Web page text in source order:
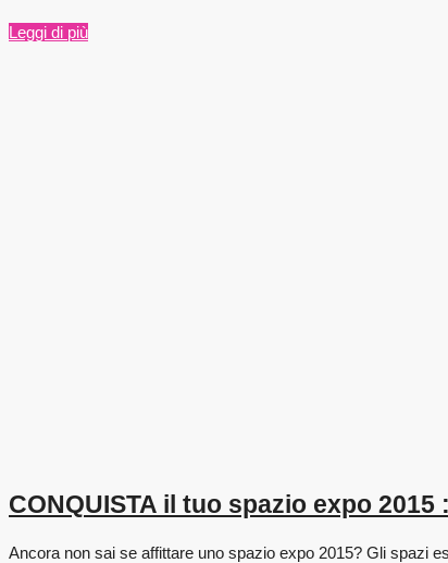
Leggi di più
CONQUISTA il tuo spazio expo
Ancora non sai se affittare uno spazio expo 2015? Gli spazi